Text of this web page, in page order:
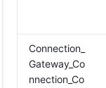
Connection_
Gateway_Co
nnection_Co